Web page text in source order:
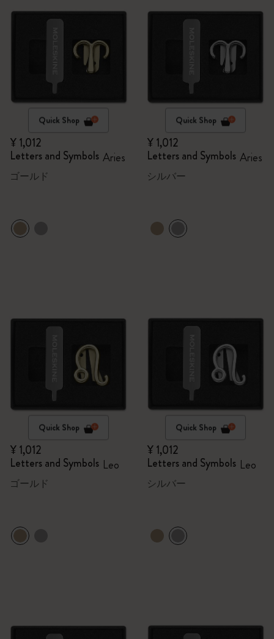
Quick Shop
¥ 1,012
Letters and Symbols Aries
ゴールド
Quick Shop
¥ 1,012
Letters and Symbols Aries
シルバー
Quick Shop
¥ 1,012
Letters and Symbols Leo
ゴールド
Quick Shop
¥ 1,012
Letters and Symbols Leo
シルバー